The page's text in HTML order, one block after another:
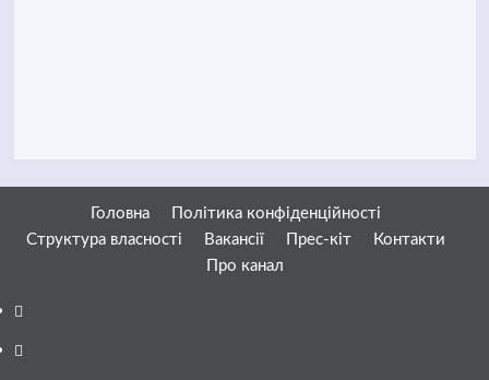
Головна
Політика конфіденційності
Структура власності
Вакансії Прес-кіт
Контакти
Про канал
Facebook
YouTube